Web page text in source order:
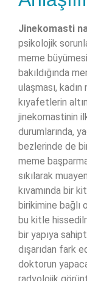
Jinekomasti
psikolojik
meme
bakıldığında
ulaşması,
kıyafetlerin
jinekomastinin
durumlarında,
bezlerinde de
meme
sıkılarak
kıvamında bir
birikimine bağlı
bu kitle
bir yapıya
dışarıdan fark
doktorun
radyolojik